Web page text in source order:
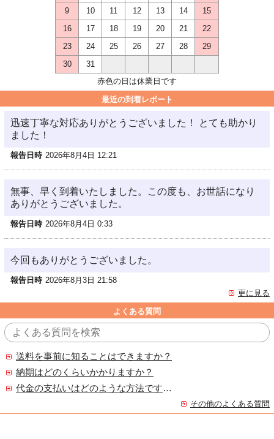
9
10 11 12 13 14
15
16
17 18 19 20 21
22
23
24 25 26 27 28
29
30
31
赤色の日は休業日です
最近の到着レポート
迅速丁寧な対応ありがとうございました！ とても助かり
ました！
報告日時 2026年8月4日 12:21
無事、早く到着いたしました。この度も、お世話になり
ありがとうございました。
報告日時 2026年8月4日 0:33
今回もありがとうございました。
報告日時 2026年8月3日 21:58
更に見る
よくある質問
送料を事前に知ることはできますか？
納期はどのくらいかかりますか？
代金の支払いはどのような方法ですか？
その他のよくある質問